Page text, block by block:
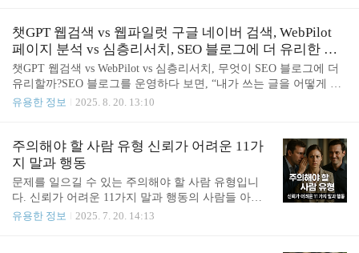
근본적으로 혁신할 체계적인 방법론을 제시합니다.
프로젝트의 기획부터..
정확히 같은 상황을 겪었기 때문입니다.우리가 마주
한 냉혹한 현실블로그를 시작하는 이유는 다 비슷합
니다.부족한 생활비에 보탬이 되고 싶어서아이 학원
비라도 벌어보자는 마음으로언젠가는 경제적 자유를
꿈꾸며하지만 현실은 생각보다 훨씬 냉혹했습니
다."월 300만 원 수익 인증!"이라는 화려한 광고를 보
일에 고작 10명. 애드센스 승인은 계속 거절당하고,
쿠팡 파트너스 수익은 한 달에 고작 몇백 원.더 ..
챗GPT 웹검색 vs 웹파일럿 구글 네이버 검색, WebPilot
페이지 분석 vs 심층리서치, SEO 블로그에 더 유리한 기
능은?
챗GPT 웹검색 vs WebPilot vs 심층리서치, 무엇이 SEO 블로그에 더
유리할까?SEO 블로그를 운영하다 보면, “내가 쓰는 글을 어떻게 하
면 더 많은 사람들이 보게 할 수 있을까?”라는 고민이 늘 따라옵니
겨야 상위 노출을 노려볼 수 있죠. 그런데 블로그 운영자라면 반드시
이해해야 할 도구가 있습니다.바로 챗GPT 자체 웹검색 기능, WebPil
ot(구글·네이버 직접 검색), WebPilot 원래의 기능(URL 분석), 그리고
**심층리서치(Deep Research)**입니다. 이 네 가지는 비슷해 보이지
만, 실제로는 검색 로직과 결과물의 성격이 완전히 다릅..
유용한 정보 2025. 8. 20. 13:10
주의해야 할 사람 유형 신뢰가 어려운 11가
지 말과 행동
문제를 일으길 수 있는 주의해야 할 사람 유형입니
다. 신뢰가 어려운 11가지 말과 행동의 사람들 아래
의 유형은 무엇인가 문제를 일으킬 수 있는 사람의
유용한 정보 2025. 7. 20. 14:13